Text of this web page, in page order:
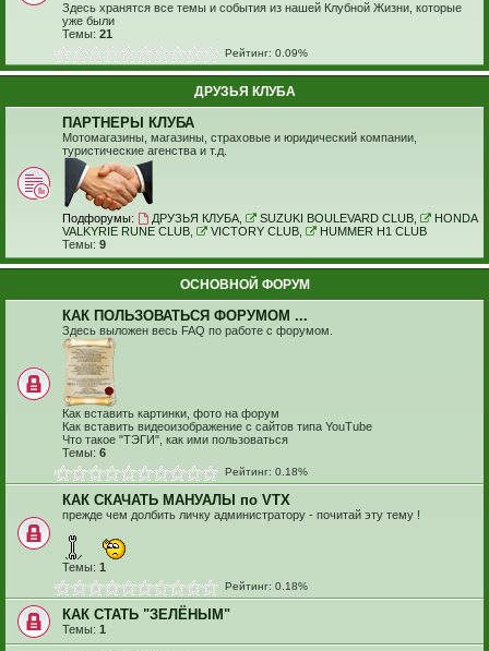
Здесь хранятся все темы и события из нашей Клубной Жизни, которые
уже были
Темы: 21
Рейтинг: 0.09%
ДРУЗЬЯ КЛУБА
ПАРТНЕРЫ КЛУБА
Мотомагазины, магазины, страховые и юридический компании,
туристические агенства и т.д.
Подфорумы: ДРУЗЬЯ КЛУБА, SUZUKI BOULEVARD CLUB,
HONDA
VALKYRIE RUNE CLUB
VICTORY CLUB,
HUMMER H1 CLUB
Темы: 9
ОСНОВНОЙ ФОРУМ
КАК ПОЛЬЗОВАТЬСЯ ФОРУМОМ ...
Здесь выложен весь FAQ по работе с форумом.
Как вставить картинки, фото на форум
Как вставить видеоизображение с сайтов типа YouTube
Что такое "ТЭГИ", как ими пользоваться
Темы: 6
Рейтинг: 0.18%
КАК СКАЧАТЬ МАНУАЛЫ по VTX
прежде чем долбить личку администратору - почитай эту тему !
Темы: 1
Рейтинг: 0.18%
КАК СТАТЬ "ЗЕЛЁНЫМ"
Темы: 1